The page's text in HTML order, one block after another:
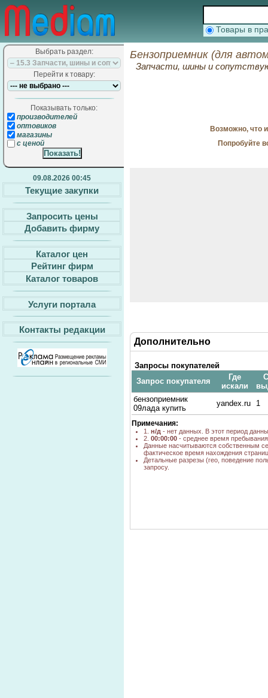
Товары в
Выбрать раздел:
Перейти к товару:
Показывать только:
производителей
оптовиков
магазины
с ценой
09.08.2026 00:45
Текущие закупки
Запросить цены
Добавить фирму
Каталог цен
Рейтинг фирм
Каталог товаров
Услуги портала
Контакты редакции
Бензоприемник (для
Запчасти, шины и
Возможно, что
Попробуйте
Дополнительно
Запросы покупателей
Запрос покупателя
Где
искали
бензоприемник
09лада купить
yandex.ru 1
Примечания:
1. н/д - нет данных. В этот период
2. 00:00:00 - среднее время
Данные насчитываются собственным
фактическое время нахождения
Детальные разрезы (гео, поведение
запросу.